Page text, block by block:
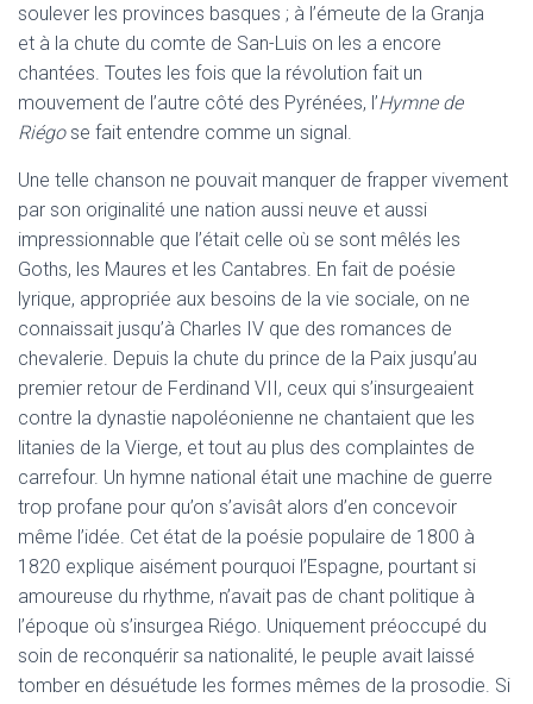
soulever les provinces basques ; à l’émeute de la Granja
et à la chute du comte de San-Luis on les a encore
chantées. Toutes les fois que la révolution fait un
mouvement de l’autre côté des Pyrénées, l’Hymne de
Riégose fait entendre comme un signal.
Une telle chanson ne pouvait manquer de frapper vivement
par son originalité une nation aussi neuve et aussi
impressionnable que l’était celle où se sont mêlés les
Goths, les Maures et les Cantabres. En fait de poésie
lyrique, appropriée aux besoins de la vie sociale, on ne
connaissait jusqu’à Charles IV que des romances de
chevalerie. Depuis la chute du prince de la Paix jusqu’au
premier retour de Ferdinand VII, ceux qui s’insurgeaient
contre la dynastie napoléonienne ne chantaient que les
litanies de la Vierge, et tout au plus des complaintes de
carrefour. Un hymne national était une machine de guerre
trop profane pour qu’on s’avisât alors d’en concevoir
même l’idée. Cet état de la poésie populaire de 1800 à
1820 explique aisément pourquoi l’Espagne, pourtant si
amoureuse du rhythme, n’avait pas de chant politique à
l’époque où s’insurgea Riégo. Uniquement préoccupé du
soin de reconquérir sa nationalité, le peuple avait laissé
tomber en désuétude les formes mêmes de la prosodie. Si